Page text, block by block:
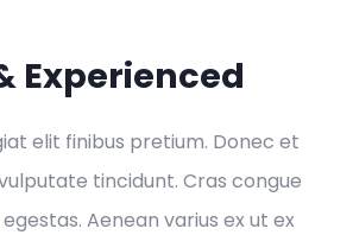
Experienced
elit finibus pretium. Donec et
tincidunt. Cras congue
Aenean varius ex ut ex